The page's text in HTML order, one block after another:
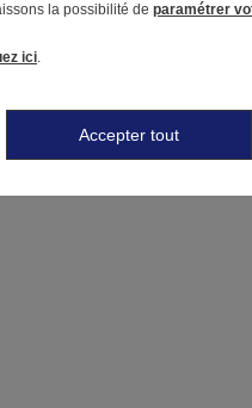
la possibilité de paramétrer
ici.
Accepter tout